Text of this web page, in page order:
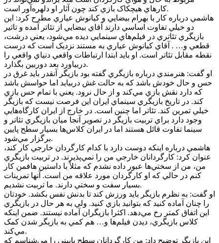
کارهاي هيچکاک بازي کند چون آثار او دلهره‌آور است.
هاشمي درباره کار با بهرام بيضايي و کيانوش عياري مطرح کرد: اين
دو خيلي تفاوت اساسي دارند آقاي بيضايي از تئاتر آمده و تاثير
بازيگري تئاتري در فيلم‌هاي سينمايي ديده مي‌شود، يعني درشت،
قطعي و… . آقاي کيانوش عياري به مستند نزديک است که درست
نقطه مقابل تئاتر است. او بايد ابتدا ارتباطات واقعي دنياي واقعي را
دربياورد بعد دوربين بگذارد.
او گفت: هنرمندي درباره بازيگري گفته بود بازيگر آنقدر بايد غرق در
حس و حال خودش باشد که به حالت غش دربيايد اما حواسش باشد
که دارد نقش بازي مي‌کند و از حال نرود. يعني با تمام حس بازي
کند. در تاريخ بازيگري سينماي ايران اين فرصت نيست که بازيگر
خيلي تمرين کند. تئاتر اما چنين است‌. در خارج از ايران کارگاه‌هايي
وجود دارد براي تربيت بازيگر در تصوير آنجا ميان بازيگري تئاتر و
سينما تفاوت قائل هستند اما در ايران کلاس‌ها بسيار سطح پايين
برگزار مي‌شود.
هاشمي درباره اينکه دوست دارد با کدام کارگردان خارجي کار کند،
عنوان کرد: کارگردانان خارجي من را نمي‌پذيرند. در تربيت بازيگري
من، من از سختي‌ها عبور داده نشدم که مثلاً با داستين هافمن کار
کنم در حالي که او کارگردان مورد علاقه من است. آنها تمرينات
بسيار سفت و سختي دارند. ما تربيت نشديم.
او گفت: به نظرم بازيگر بايد ورزش کند تا بدنش نفس بکشد. خودتان
را چنان آماده کنيد که بتوانيد بازي کنيد. ولي به هر حال در بازيگري
اين اتفاق کمتر رخ مي‌دهد. اکثرا بازيگران آماده نيستند. ضمن اينکه
کلاس بازيگري، ديدن فيلم‌ها و… هم کمي به بازيگر شدن کمک
مي‌کند.
اين بازيگر توضيح داد: من کارگردانان سطح پاييني را مي‌شناسم که